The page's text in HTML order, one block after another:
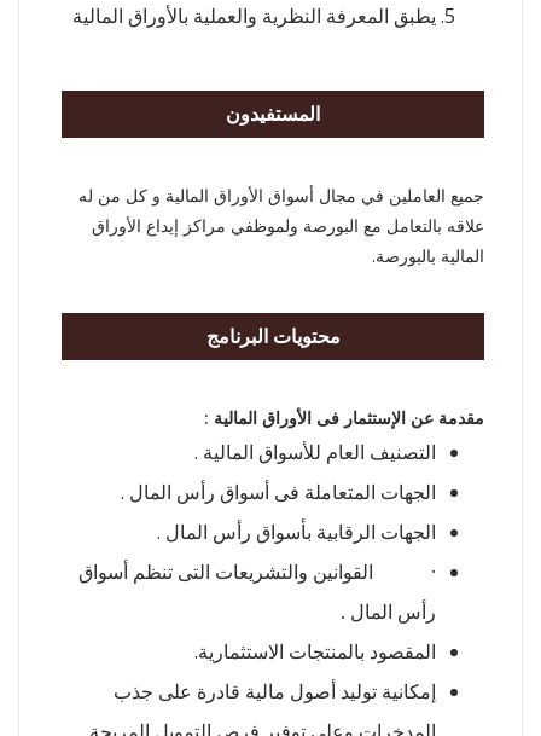
يطبق المعرفة النظرية والعملية بالأوراق المالية
المستفيدون
جميع العاملين في مجال أسواق الأوراق المالية و كل من له
علاقه بالتعامل مع البورصة ولموظفي مراكز إيداع الأوراق
المالية بالبورصة.
محتويات البرنامج
مقدمة عن الإستثمار فى الأوراق المالية :
التصنيف العام للأسواق المالية .
الجهات المتعاملة فى أسواق رأس المال .
الجهات الرقابية بأسواق رأس المال .
· القوانين والتشريعات التى تنظم أسواق
رأس المال .
المقصود بالمنتجات الاستثمارية.
إمكانية توليد أصول مالية قادرة على جذب